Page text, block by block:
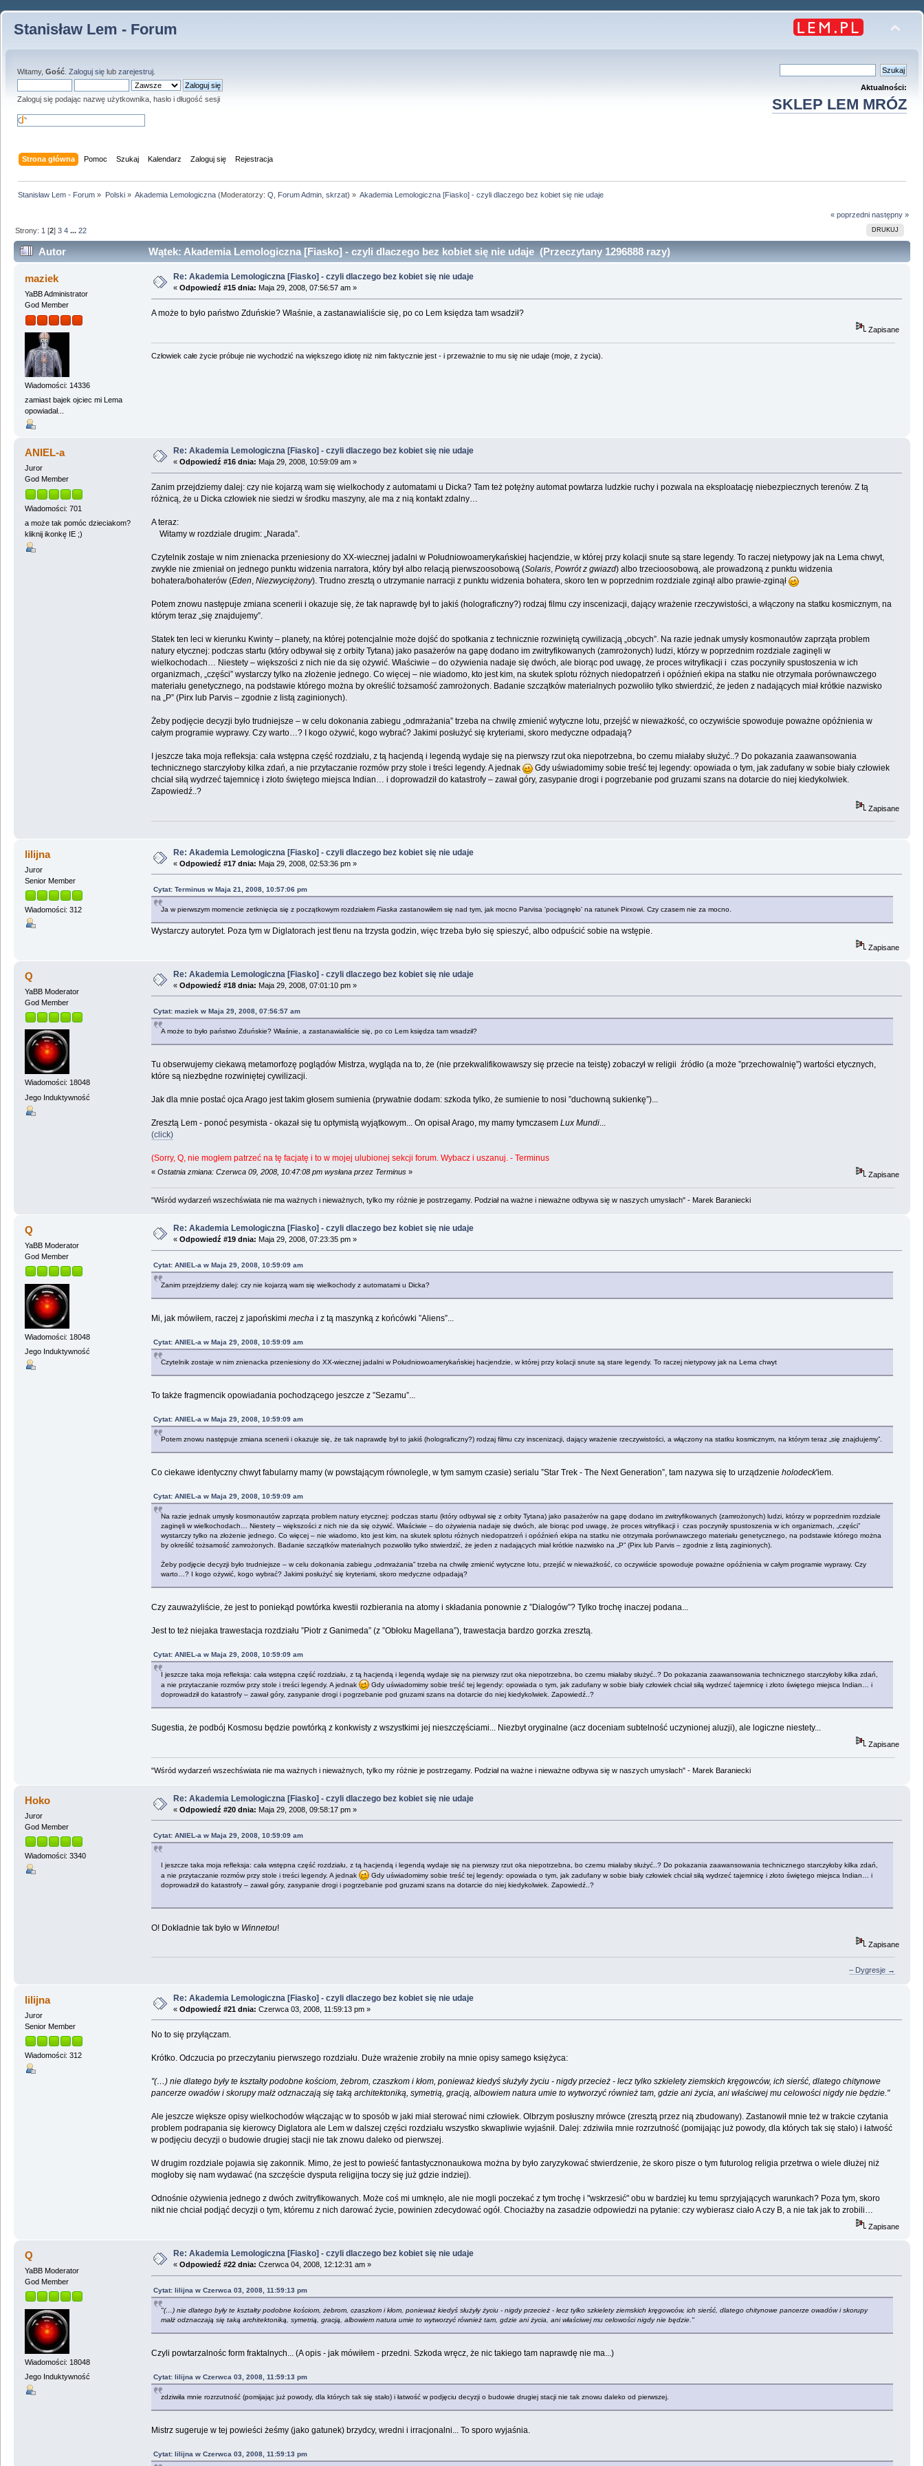
Stanisław Lem - Forum
Witamy, Gość Zaloguj się lub zarejestruj
Zaloguj się podając nazwę użytkownika, hasło i długość sesji
Aktualności:
SKLEP LEM MRÓZ
Strona główna Pomoc Szukaj Kalendarz Zaloguj się Rejestracja
Stanisław Lem - Forum » Polski» Akademia Lemologiczna(Moderatorzy: Q Forum Admin, skrzat) » Akademia Lemologiczna [Fiasko] - czyli dlaczego bez kobiet się nie udaje
« poprzedni następny »
DRUKUJ
Strony: 1 [2]3 4 ...22
Autor Wątek: Akademia Lemologiczna [Fiasko] - czyli dlaczego bez kobiet się nie udaje (Przeczytany 1296888 razy)
maziek
YaBB Administrator
God Member
Wiadomości: 14336
zamiast bajek ojciec mi Lema
opowiadał...
Re: Akademia Lemologiczna [Fiasko] - czyli dlaczego bez kobiet się nie udaje
« Odpowiedź #15 dnia: Maja 29, 2008, 07:56:57 am »
A może to było państwo Zduńskie? Właśnie, a zastanawialiście się, po co Lem księdza tam wsadził?
Zapisane
Człowiek całe życie próbuje nie wychodzić na większego idiotę niż nim faktycznie jest - i przeważnie to mu się nie udaje (moje, z życia).
ANIEL-a
Juror
God Member
Wiadomości: 701
a może tak pomóc dzieciakom?
kliknij ikonkę IE ;)
Re: Akademia Lemologiczna [Fiasko] - czyli dlaczego bez kobiet się nie udaje
« Odpowiedź #16 dnia: Maja 29, 2008, 10:59:09 am »
Zanim przejdziemy dalej: czy nie kojarzą wam się wielkochody z automatami u Dicka? Tam też potężny automat powtarza ludzkie ruchy i pozwala na eksploatację niebezpiecznych terenów. Z tą
różnicą, że u Dicka człowiek nie siedzi w środku maszyny, ale ma z nią kontakt zdalny…
A teraz:
Witamy w rozdziale drugim: „Narada”.
Czytelnik zostaje w nim znienacka przeniesiony do XX-wiecznej jadalni w Południowoamerykańskiej hacjendzie, w której przy kolacji snute są stare legendy. To raczej nietypowy jak na Lema chwyt,
zwykle nie zmieniał on jednego punktu widzenia narratora, który był albo relacją pierwszoosobową (Solaris, Powrót z gwiazd) albo trzecioosobową, ale prowadzoną z punktu widzenia
bohatera/bohaterów (Eden, Niezwyciężony). Trudno zresztą o utrzymanie narracji z punktu widzenia bohatera, skoro ten w poprzednim rozdziale zginął albo prawie-zginął
Potem znowu następuje zmiana scenerii i okazuje się, że tak naprawdę był to jakiś (holograficzny?) rodzaj filmu czy inscenizacji, dający wrażenie rzeczywistości, a włączony na statku kosmicznym, na
którym teraz „się znajdujemy”.
Statek ten leci w kierunku Kwinty – planety, na której potencjalnie może dojść do spotkania z technicznie rozwiniętą cywilizacją „obcych”. Na razie jednak umysły kosmonautów zaprząta problem
natury etycznej: podczas startu (który odbywał się z orbity Tytana) jako pasażerów na gapę dodano im zwitryfikowanych (zamrożonych) ludzi, którzy w poprzednim rozdziale zaginęli w
wielkochodach… Niestety – większości z nich nie da się ożywić. Właściwie – do ożywienia nadaje się dwóch, ale biorąc pod uwagę, że proces witryfikacji i czas poczyniły spustoszenia w ich
organizmach, „części” wystarczy tylko na złożenie jednego. Co więcej – nie wiadomo, kto jest kim, na skutek splotu różnych niedopatrzeń i opóźnień ekipa na statku nie otrzymała porównawczego
materiału genetycznego, na podstawie którego można by określić tożsamość zamrożonych. Badanie szczątków materialnych pozwoliło tylko stwierdzić, że jeden z nadających miał krótkie nazwisko
na „P” (Pirx lub Parvis – zgodnie z listą zaginionych).
Żeby podjęcie decyzji było trudniejsze – w celu dokonania zabiegu „odmrażania” trzeba na chwilę zmienić wytyczne lotu, przejść w nieważkość, co oczywiście spowoduje poważne opóźnienia w
całym programie wyprawy. Czy warto…? I kogo ożywić, kogo wybrać? Jakimi posłużyć się kryteriami, skoro medyczne odpadają?
I jeszcze taka moja refleksja: cała wstępna część rozdziału, z tą hacjendą i legendą wydaje się na pierwszy rzut oka niepotrzebna, bo czemu miałaby służyć..? Do pokazania zaawansowania
technicznego starczyłoby kilka zdań, a nie przytaczanie rozmów przy stole i treści legendy. A jednak
Gdy uświadomimy sobie treść tej legendy: opowiada o tym, jak zadufany w sobie biały człowiek
chciał siłą wydrzeć tajemnicę i złoto świętego miejsca Indian… i doprowadził do katastrofy – zawał góry, zasypanie drogi i pogrzebanie pod gruzami szans na dotarcie do niej kiedykolwiek.
Zapowiedź..?
Zapisane
lilijna
Juror
Senior Member
Wiadomości: 312
Re: Akademia Lemologiczna [Fiasko] - czyli dlaczego bez kobiet się nie udaje
« Odpowiedź #17 dnia: Maja 29, 2008, 02:53:36 pm »
Cytat: Terminus w Maja 21, 2008, 10:57:06 pm
Ja w pierwszym momencie zetknięcia się z początkowym rozdziałem Fiaska zastanowiłem się nad tym, jak mocno Parvisa 'pociągnęło' na ratunek Pirxowi. Czy czasem nie za mocno.
Wystarczy autorytet. Poza tym w Diglatorach jest tlenu na trzysta godzin, więc trzeba było się spieszyć, albo odpuścić sobie na wstępie.
Zapisane
Q
YaBB Moderator
God Member
Wiadomości: 18048
Jego Induktywność
Re: Akademia Lemologiczna [Fiasko] - czyli dlaczego bez kobiet się nie udaje
« Odpowiedź #18 dnia: Maja 29, 2008, 07:01:10 pm »
Cytat: maziek w Maja 29, 2008, 07:56:57 am
A może to było państwo Zduńskie? Właśnie, a zastanawialiście się, po co Lem księdza tam wsadził?
Tu obserwujemy ciekawą metamorfozę poglądów Mistrza, wygląda na to, że (nie przekwalifikowawszy się przecie na teistę) zobaczył w religii źródło (a może ”przechowalnię”) wartości etycznych,
które są niezbędne rozwiniętej cywilizacji.
Jak dla mnie postać ojca Arago jest takim głosem sumienia (prywatnie dodam: szkoda tylko, że sumienie to nosi ”duchowną sukienkę”)...
Zresztą Lem - ponoć pesymista - okazał się tu optymistą wyjątkowym... On opisał Arago, my mamy tymczasem Lux Mundi...
(click)
(Sorry, Q, nie mogłem patrzeć na tę facjatę i to w mojej ulubionej sekcji forum. Wybacz i uszanuj. - Terminus
« Ostatnia zmiana: Czerwca 09, 2008, 10:47:08 pm wysłana przez Terminus» Zapisane
"Wśród wydarzeń wszechświata nie ma ważnych i nieważnych, tylko my różnie je postrzegamy. Podział na ważne i nieważne odbywa się w naszych umysłach" - Marek Baraniecki
Q
YaBB Moderator
God Member
Wiadomości: 18048
Jego Induktywność
Re: Akademia Lemologiczna [Fiasko] - czyli dlaczego bez kobiet się nie udaje
« Odpowiedź #19 dnia: Maja 29, 2008, 07:23:35 pm »
Cytat: ANIEL-a w Maja 29, 2008, 10:59:09 am
Zanim przejdziemy dalej: czy nie kojarzą wam się wielkochody z automatami u Dicka?
Mi, jak mówiłem, raczej z japońskimi mechai z tą maszynką z końcówki ”Aliens”...
Cytat: ANIEL-a w Maja 29, 2008, 10:59:09 am
Czytelnik zostaje w nim znienacka przeniesiony do XX-wiecznej jadalni w Południowoamerykańskiej hacjendzie, w której przy kolacji snute są stare legendy. To raczej nietypowy jak na Lema chwyt
To także fragmencik opowiadania pochodzącego jeszcze z ”Sezamu”...
Cytat: ANIEL-a w Maja 29, 2008, 10:59:09 am
Potem znowu następuje zmiana scenerii i okazuje się, że tak naprawdę był to jakiś (holograficzny?) rodzaj filmu czy inscenizacji, dający wrażenie rzeczywistości, a włączony na statku kosmicznym, na którym teraz „się znajdujemy”.
Co ciekawe identyczny chwyt fabularny mamy (w powstającym równolegle, w tym samym czasie) serialu ”Star Trek - The Next Generation”, tam nazywa się to urządzenie holodeck'iem.
Cytat: ANIEL-a w Maja 29, 2008, 10:59:09 am
Na razie jednak umysły kosmonautów zaprząta problem natury etycznej: podczas startu (który odbywał się z orbity Tytana) jako pasażerów na gapę dodano im zwitryfikowanych (zamrożonych) ludzi, którzy w poprzednim rozdziale
zaginęli w wielkochodach… Niestety – większości z nich nie da się ożywić. Właściwie – do ożywienia nadaje się dwóch, ale biorąc pod uwagę, że proces witryfikacji i czas poczyniły spustoszenia w ich organizmach, „części”
wystarczy tylko na złożenie jednego. Co więcej – nie wiadomo, kto jest kim, na skutek splotu różnych niedopatrzeń i opóźnień ekipa na statku nie otrzymała porównawczego materiału genetycznego, na podstawie którego można
by określić tożsamość zamrożonych. Badanie szczątków materialnych pozwoliło tylko stwierdzić, że jeden z nadających miał krótkie nazwisko na „P” (Pirx lub Parvis – zgodnie z listą zaginionych).
Żeby podjęcie decyzji było trudniejsze – w celu dokonania zabiegu „odmrażania” trzeba na chwilę zmienić wytyczne lotu, przejść w nieważkość, co oczywiście spowoduje poważne opóźnienia w całym programie wyprawy. Czy
warto…? I kogo ożywić, kogo wybrać? Jakimi posłużyć się kryteriami, skoro medyczne odpadają?
Czy zauważyliście, że jest to poniekąd powtórka kwestii rozbierania na atomy i składania ponownie z ”Dialogów”? Tylko trochę inaczej podana...
Jest to też niejaka trawestacja rozdziału ”Piotr z Ganimeda” (z ”Obłoku Magellana”), trawestacja bardzo gorzka zresztą.
Cytat: ANIEL-a w Maja 29, 2008, 10:59:09 am
I jeszcze taka moja refleksja: cała wstępna część rozdziału, z tą hacjendą i legendą wydaje się na pierwszy rzut oka niepotrzebna, bo czemu miałaby służyć..? Do pokazania zaawansowania technicznego starczyłoby kilka zdań,
a nie przytaczanie rozmów przy stole i treści legendy. A jednak
Gdy uświadomimy sobie treść tej legendy: opowiada o tym, jak zadufany w sobie biały człowiek chciał siłą wydrzeć tajemnicę i złoto świętego miejsca Indian… i
doprowadził do katastrofy – zawał góry, zasypanie drogi i pogrzebanie pod gruzami szans na dotarcie do niej kiedykolwiek. Zapowiedź..?
Sugestia, że podbój Kosmosu będzie powtórką z konkwisty z wszystkimi jej nieszczęściami... Niezbyt oryginalne (acz doceniam subtelność uczynionej aluzji), ale logiczne niestety...
Zapisane
"Wśród wydarzeń wszechświata nie ma ważnych i nieważnych, tylko my różnie je postrzegamy. Podział na ważne i nieważne odbywa się w naszych umysłach" - Marek Baraniecki
Hoko
Juror
God Member
Wiadomości: 3340
Re: Akademia Lemologiczna [Fiasko] - czyli dlaczego bez kobiet się nie udaje
« Odpowiedź #20 dnia: Maja 29, 2008, 09:58:17 pm »
Cytat: ANIEL-a w Maja 29, 2008, 10:59:09 am
I jeszcze taka moja refleksja: cała wstępna część rozdziału, z tą hacjendą i legendą wydaje się na pierwszy rzut oka niepotrzebna, bo czemu miałaby służyć..? Do pokazania zaawansowania technicznego starczyłoby kilka zdań,
a nie przytaczanie rozmów przy stole i treści legendy. A jednak
Gdy uświadomimy sobie treść tej legendy: opowiada o tym, jak zadufany w sobie biały człowiek chciał siłą wydrzeć tajemnicę i złoto świętego miejsca Indian… i
doprowadził do katastrofy – zawał góry, zasypanie drogi i pogrzebanie pod gruzami szans na dotarcie do niej kiedykolwiek. Zapowiedź..?
O! Dokładnie tak było w Winnetou!
Zapisane
– Dygresje →
lilijna
Juror
Senior Member
Wiadomości: 312
Re: Akademia Lemologiczna [Fiasko] - czyli dlaczego bez kobiet się nie udaje
« Odpowiedź #21 dnia: Czerwca 03, 2008, 11:59:13 pm »
No to się przyłączam.
Krótko. Odczucia po przeczytaniu pierwszego rozdziału. Duże wrażenie zrobiły na mnie opisy samego księżyca:
"(…) nie dlatego były te kształty podobne kościom, żebrom, czaszkom i kłom, ponieważ kiedyś służyły życiu - nigdy przecież - lecz tylko szkielety ziemskich kręgowców, ich sierść, dlatego chitynowe
pancerze owadów i skorupy małż odznaczają się taką architektoniką, symetrią, gracją, albowiem natura umie to wytworzyć również tam, gdzie ani życia, ani właściwej mu celowości nigdy nie będzie."
Ale jeszcze większe opisy wielkochodów włączając w to sposób w jaki miał sterować nimi człowiek. Olbrzym posłuszny mrówce (zresztą przez nią zbudowany). Zastanowił mnie też w trakcie czytania
problem podrapania się kierowcy Diglatora ale Lem w dalszej części rozdziału wszystko skwapliwie wyjaśnił. Dalej: zdziwiła mnie rozrzutność (pomijając już powody, dla których tak się stało) i łatwość
w podjęciu decyzji o budowie drugiej stacji nie tak znowu daleko od pierwszej.
W drugim rozdziale pojawia się zakonnik. Mimo, że jest to powieść fantastycznonaukowa można by było zaryzykować stwierdzenie, że skoro pisze o tym futurolog religia przetrwa o wiele dłużej niż
mogłoby się nam wydawać (na szczęście dysputa religijna toczy się już gdzie indziej).
Odnośnie ożywienia jednego z dwóch zwitryfikowanych. Może coś mi umknęło, ale nie mogli poczekać z tym trochę i "wskrzesić" obu w bardziej ku temu sprzyjających warunkach? Poza tym, skoro
nikt nie chciał podjąć decyzji o tym, któremu z nich darować życie, powinien zdecydować ogół. Chociażby na zasadzie odpowiedzi na pytanie: czy wybierasz ciało A czy B, a nie tak jak to zrobili…
Zapisane
Q
YaBB Moderator
God Member
Wiadomości: 18048
Jego Induktywność
Re: Akademia Lemologiczna [Fiasko] - czyli dlaczego bez kobiet się nie udaje
« Odpowiedź #22 dnia: Czerwca 04, 2008, 12:12:31 am »
Cytat: lilijna w Czerwca 03, 2008, 11:59:13 pm
"(…) nie dlatego były te kształty podobne kościom, żebrom, czaszkom i kłom, ponieważ kiedyś służyły życiu - nigdy przecież - lecz tylko szkielety ziemskich kręgowców, ich sierść, dlatego chitynowe pancerze owadów i skorupy
małż odznaczają się taką architektoniką, symetrią, gracją, albowiem natura umie to wytworzyć również tam, gdzie ani życia, ani właściwej mu celowości nigdy nie będzie."
Czyli powtarzalnośc form fraktalnych... (A opis - jak mówiłem - przedni. Szkoda wręcz, że nic takiego tam naprawdę nie ma...)
Cytat: lilijna w Czerwca 03, 2008, 11:59:13 pm
zdziwiła mnie rozrzutność (pomijając już powody, dla których tak się stało) i łatwość w podjęciu decyzji o budowie drugiej stacji nie tak znowu daleko od pierwszej.
Mistrz sugeruje w tej powieści żeśmy (jako gatunek) brzydcy, wredni i irracjonalni... To sporo wyjaśnia.
Cytat: lilijna w Czerwca 03, 2008, 11:59:13 pm